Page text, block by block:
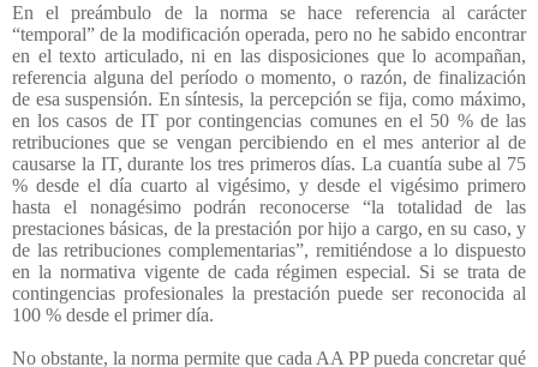
En el preámbulo de la norma se hace referencia al carácter
“temporal” de la modificación operada, pero no he sabido encontrar
en el texto articulado, ni en las disposiciones que lo acompañan,
referencia alguna del período o momento, o razón, de finalización
de esa suspensión. En síntesis, la percepción se fija, como máximo,
en los casos de IT por contingencias comunes en el 50 % de las
retribuciones que se vengan percibiendo en el mes anterior al de
causarse la IT, durante los tres primeros días. La cuantía sube al 75
% desde el día cuarto al vigésimo, y desde el vigésimo primero
hasta el nonagésimo podrán reconocerse “la totalidad de las
prestaciones básicas, de la prestación por hijo a cargo, en su caso, y
de las retribuciones complementarias”, remitiéndose a lo dispuesto
en la normativa vigente de cada régimen especial. Si se trata de
contingencias profesionales la prestación puede ser reconocida al
100 % desde el primer día.
No obstante, la norma permite que cada AA PP pueda concretar qué